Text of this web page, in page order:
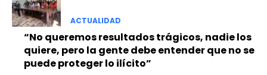
━ Planes
ACTUALIDAD
“No queremos resultados trágicos, nadie los
quiere, pero la gente debe entender que no se
puede proteger lo ilícito”